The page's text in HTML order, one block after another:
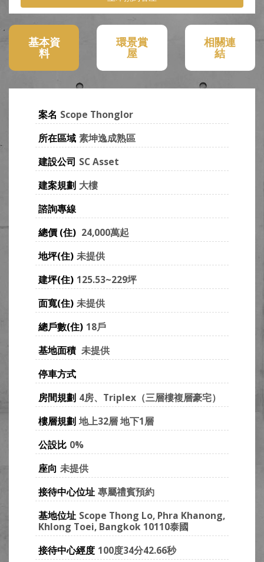
基本資
料
環景賞
屋
相關連
結
案名 Scope Thonglor
所在區域 素坤逸成熟區
建設公司 SC Asset
建案規劃 大樓
諮詢專線
總價 (住) 24,000萬起
地坪(住) 未提供
建坪(住) 125.53~229坪
面寬(住) 未提供
總戶數(住) 18戶
基地面積 未提供
停車方式
房間規劃 4房、Triplex（三層樓複層豪宅）
樓層規劃 地上32層 地下1層
公設比 0%
座向 未提供
接待中心位址 專屬禮賓預約
基地位址 Scope Thong Lo, Phra Khanong,
Khlong Toei, Bangkok 10110泰國
接待中心經度 100度34分42.66秒